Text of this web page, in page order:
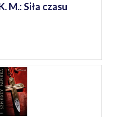
M.: Siła czasu